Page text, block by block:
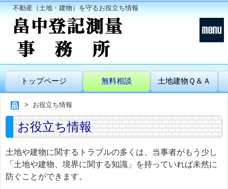
不動産（土地・建物）を守るお役立ち情報
トップページ 無料相談 土地建物Ｑ＆Ａ
お役立ち情報
お役立ち情報
土地や建物に関するトラブルの多くは、当事者がもう少し
「土地や建物、境界に関する知識」を持っていれば未然に
防ぐことができます。